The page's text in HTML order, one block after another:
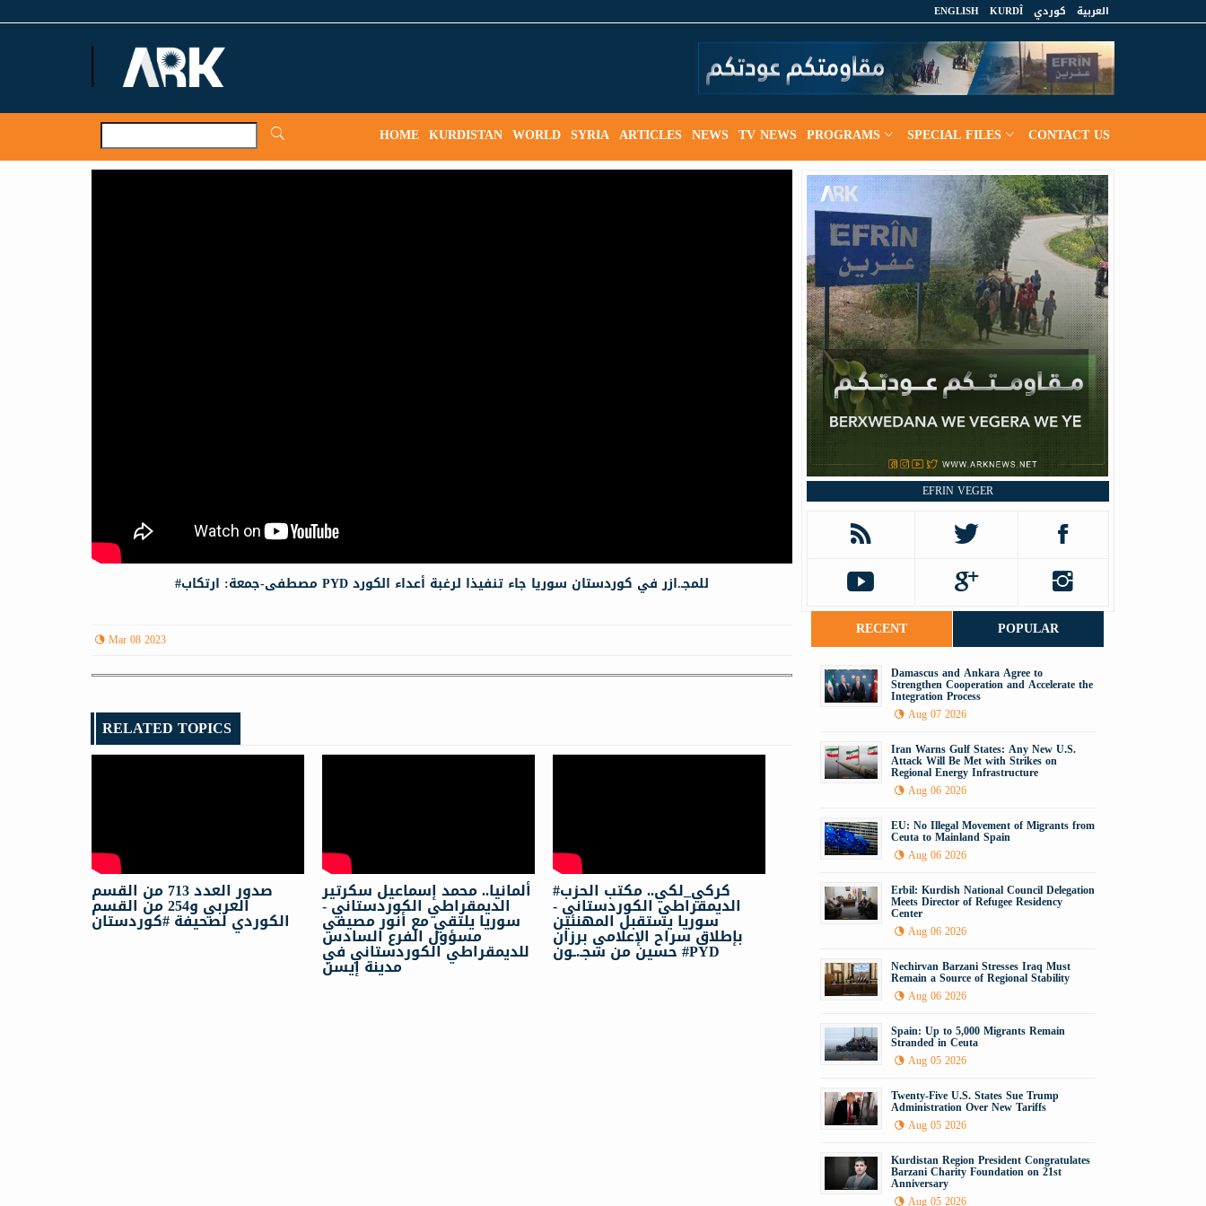
العربية كوردي KURDÎ
ENGLISH
HOME KURDISTAN WORLD SYRIA ARTICLES NEWS TV NEWS PROGRAMS SPECIAL FILES CONTACT US
#مصطفى-جمعة: ارتكاب PYD للمجـ.ازر في كوردستان سوريا جاء تنفيذا لرغبة أعداء الكورد
Mar 08 2023
RELATED TOPICS
صدور العدد 713 من القسم
العربي و254 من القسم
الكوردي لصحيفة #كوردستان
ألمانيا.. محمد إسماعيل سكرتیر
الدیمقراطي الكوردستاني -
سوريا يلتقي مع أنور مصيفي
مسؤول الفرع السادس
للديمقراطي الكوردستاني في
مدينة إيسن
#كركي_لكي.. مكتب الحزب
الديمقراطي الكوردستاني -
سوريا يستقبل المهنئين
بإطلاق سراح الإعلامي برزان
حسين من سجـ.ـون #PYD
EFRIN VEGER
RECENT POPULAR
Damascus and Ankara Agree to
Strengthen Cooperation and Accelerate the
Integration Process
Aug 07 2026
Iran Warns Gulf States: Any New U.S.
Attack Will Be Met with Strikes on
Regional Energy Infrastructure
Aug 06 2026
EU: No Illegal Movement of Migrants from
Ceuta to Mainland Spain
Aug 06 2026
Erbil: Kurdish National Council Delegation
Meets Director of Refugee Residency
Center
Aug 06 2026
Nechirvan Barzani Stresses Iraq Must
Remain a Source of Regional Stability
Aug 06 2026
Spain: Up to 5,000 Migrants Remain
Stranded in Ceuta
Aug 05 2026
Twenty-Five U.S. States Sue Trump
Administration Over New Tariffs
Aug 05 2026
Kurdistan Region President Congratulates
Barzani Charity Foundation on 21st
Anniversary
Aug 05 2026